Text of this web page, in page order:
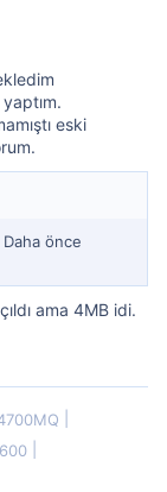
eski
önce
ama 4MB idi.